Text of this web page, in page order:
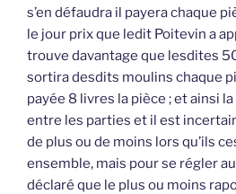
s’en défaudra il payera chaque
le jour prix que ledit Poitevin a
trouve davantage que lesdites
sortira desdits moulins chaque
payée 8 livres la pièce ; et ainsi
entre les parties et il est
de plus ou de moins lors qu’ils
ensemble, mais pour se régler
déclaré que le plus ou moins